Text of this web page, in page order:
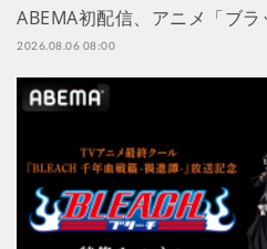
ABEMA初配信、アニメ「ブ
2026.08.06 08:00